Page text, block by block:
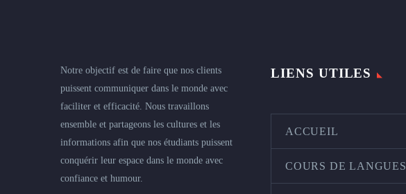
Notre objectif est de faire que nos clients
puissent communiquer dans le monde avec
faciliter et efficacité. Nous travaillons
ensemble et partageons les cultures et les
informations afin que nos étudiants puissent
conquérir leur espace dans le monde avec
confiance et humour.
LIENS UTILES
ACCUEIL
COURS DE LANGUES